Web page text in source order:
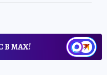
В МАХ!